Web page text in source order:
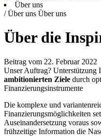
Über uns
/ Über uns Über uns
Über die
Beitrag vom 22. Februar 2022
Unser Auftrag? Unterstützung
ambitionierten Ziele durch
Finanzierungsinstrumente
Die komplexe und
Finanzierungsmöglichkeiten
Auseinandersetzung voraus
frühzeitige Information die